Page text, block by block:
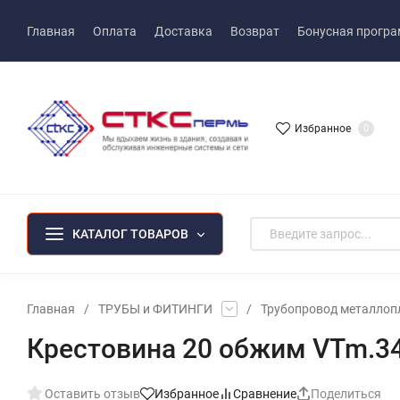
Главная Оплата Доставка Возврат Бонусная
Избранное 0
КАТАЛОГ ТОВАРОВ
Главная / ТРУБЫ и ФИТИНГИ / Трубопровод
Крестовина 20 обжим
Оставить отзыв Избранное Сравнение Поделиться